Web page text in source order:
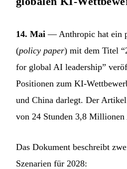
14. Mai — Anthropic hat ein
(policy paper) mit dem Titel
for global AI leadership”
Positionen zum KI-
und China darlegt. Der
von 24 Stunden 3,8
Das Dokument beschreibt
Szenarien für 2028: